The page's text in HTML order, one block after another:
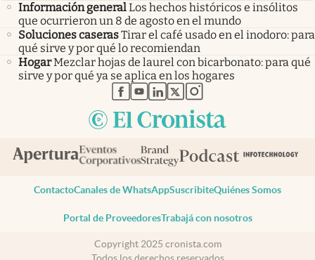
Información generalLos hechos históricos e insólitos
que ocurrieron un 8 de agosto en el mundo
Soluciones caserasTirar el café usado en el inodoro: para
qué sirve y por qué lo recomiendan
HogarMezclar hojas de laurel con bicarbonato: para qué
sirve y por qué ya se aplica en los hogares
abre en nueva pestaña
abre en nueva pestaña
abre en nueva pestaña
abre en nueva pestaña
abre en nueva pestaña
ContactoCanales de WhatsAppSuscribiteQuiénes Somos
Portal de ProveedoresTrabajá con nosotros
Copyright 2025 cronista.com